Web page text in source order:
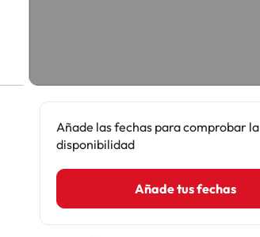
Añade las fechas para comprobar la
disponibilidad
Añade tus fechas